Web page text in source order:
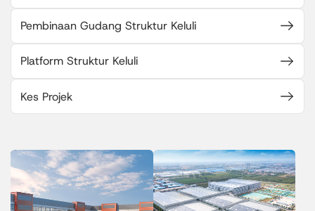
Pembinaan Gudang Struktur Keluli
Platform Struktur Keluli
Kes Projek